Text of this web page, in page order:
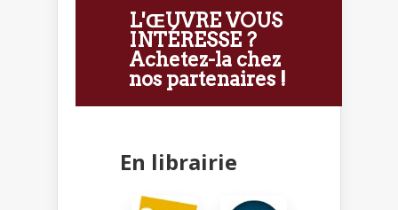
L'ŒUVRE VOUS
INTÉRESSE ?
Achetez-la chez
nos partenaires !
En librairie